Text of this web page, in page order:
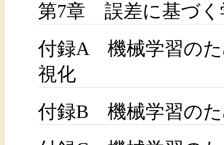
第7章 誤差に基づく
付録A 機械学習のた
視化
付録B 機械学習の